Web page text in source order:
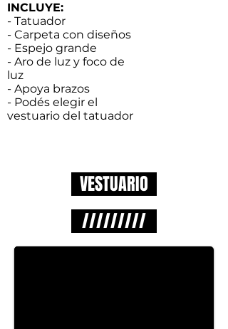
INCLUYE:
- Tatuador
- Carpeta con diseños
- Espejo grande
- Aro de luz y foco de
luz
- Apoya brazos
- Podés elegir el
vestuario del tatuador
VESTUARIO
/////////